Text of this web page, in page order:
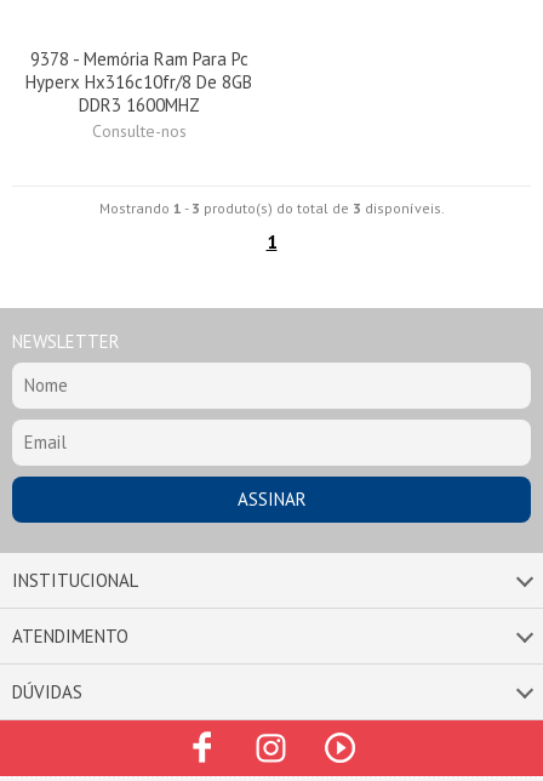
9378 - Memória Ram Para Pc
Hyperx Hx316c10fr/8 De 8GB
DDR3 1600MHZ
Consulte-nos
Mostrando 1 - 3 produto(s) do total de 3 disponíveis.
1
NEWSLETTER
INSTITUCIONAL
ATENDIMENTO
DÚVIDAS